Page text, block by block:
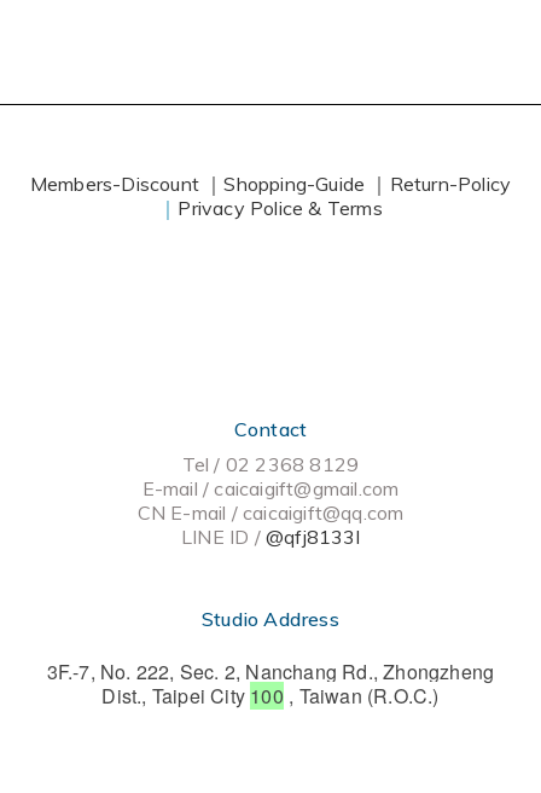
Members-Discount ｜Shopping-Guide ｜ Return-Policy
｜ Privacy Police & Terms
Contact
Tel / 02 2368 8129
E-mail / caicaigift@gmail.com
CN E-mail / caicaigift@qq.com
LINE ID /@qfj8133l
Studio Address
3F.-7, No. 222, Sec. 2, Nanchang Rd., Zhongzheng
Dist., Taipei City 100 , Taiwan (R.O.C.)